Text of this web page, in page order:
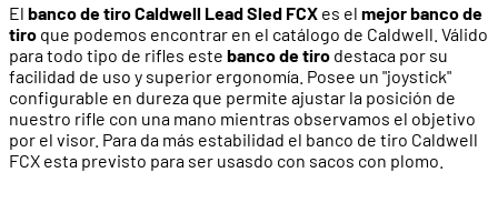
El banco de tiro Caldwell Lead Sled FCX es el mejor banco de
tiro que podemos encontrar en el catálogo de Caldwell. Válido
para todo tipo de rifles este banco de tiro destaca por su
facilidad de uso y superior ergonomía. Posee un "joystick"
configurable en dureza que permite ajustar la posición de
nuestro rifle con una mano mientras observamos el objetivo
por el visor. Para da más estabilidad el banco de tiro Caldwell
FCX esta previsto para ser usasdo con sacos con plomo.